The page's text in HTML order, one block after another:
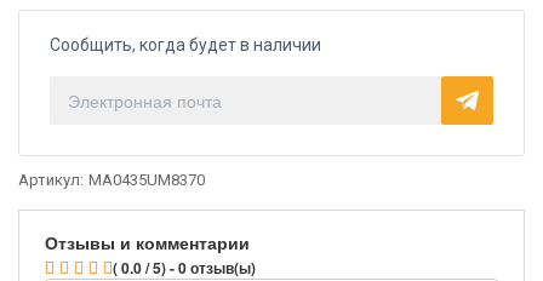
Сообщить, когда будет в наличии
Артикул: MA0435UM8370
Отзывы и комментарии
( 0.0 / 5) - 0 отзыв(ы)